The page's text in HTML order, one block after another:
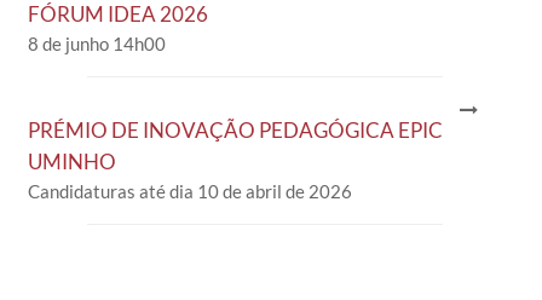
FÓRUM IDEA 2026
8 de junho 14h00
PRÉMIO DE INOVAÇÃO PEDAGÓGICA EPIC
UMINHO
Candidaturas até dia 10 de abril de 2026